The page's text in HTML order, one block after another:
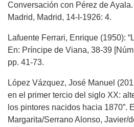
Conversación con Pérez de
Madrid, Madrid, 14-I-1926: 4.
Lafuente Ferrari, Enrique (1950):
En: Príncipe de Viana, 38-39
pp. 41-73.
López Vázquez, José Manuel
en el primer tercio del siglo XX:
los pintores nacidos hacia 1870”.
Margarita/Serrano Alonso, Javier/